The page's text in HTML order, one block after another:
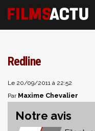
Redline
Le 20/09/2011 à 22:52
Par Maxime Chevalier
Notre avis